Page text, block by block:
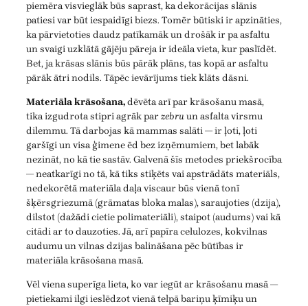
piemēra visvieglāk būs saprast, ka dekorācijas slānis
patiesi var būt iespaidīgi biezs. Tomēr būtiski ir apzināties,
ka pārvietoties daudz patīkamāk un drošāk ir pa asfaltu
un svaigi uzklātā gājēju pāreja ir ideāla vieta, kur paslīdēt.
Bet, ja krāsas slānis būs pārāk plāns, tas kopā ar asfaltu
pārāk ātri nodils. Tāpēc ievārījums tiek klāts dāsni.
Materiāla krāsošana,dēvēta arī par krāsošanu masā,
tika izgudrota stipri agrāk parzebruun asfalta virsmu
dilemmu. Tā darbojas kā mammas salāti — ir ļoti, ļoti
garšīgi un visa ģimene ēd bez izņēmumiem, bet labāk
nezināt, no kā tie sastāv. Galvenā šīs metodes priekšrocība
— neatkarīgi no tā, kā tiks stiķēts vai apstrādāts materiāls,
nedekorētā materiāla daļa viscaur būs vienā tonī
šķērsgriezumā (grāmatas bloka malas), saraujoties (dzija),
dilstot (dažādi cietie polimateriāli), staipot (audums) vai kā
citādi ar to dauzoties. Jā, arī papīra celulozes, kokvilnas
audumu un vilnas dzijas balināšana pēc būtības ir
materiāla krāsošana masā.
Vēl viena superīga lieta, ko var iegūt ar krāsošanu masā —
pietiekami ilgi ieslēdzot vienā telpā bariņu ķīmiķu un